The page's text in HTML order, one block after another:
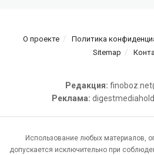
О проекте Политика
Sitemap
Редакция:
Реклама:
Использование любых материалов,
допускается исключительно при